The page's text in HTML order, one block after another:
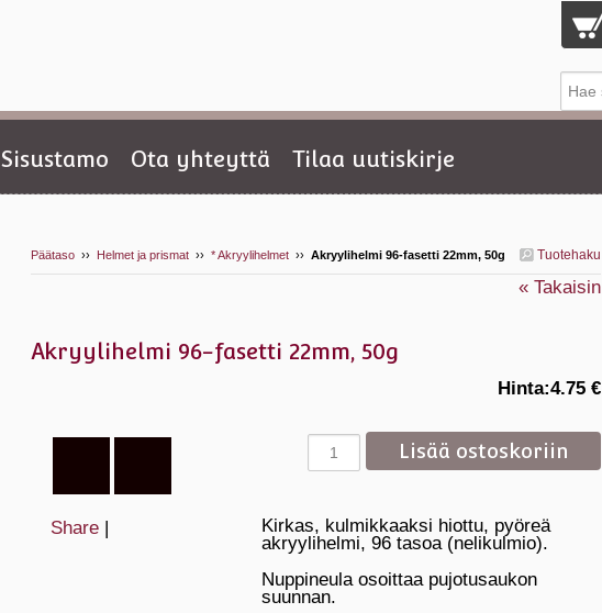
Sisustamo Ota yhteyttä Tilaa uutiskirje
Tuotehaku
Päätaso ›› Helmet ja prismat ›› * Akryylihelmet ›› Akryylihelmi 96-fasetti 22mm, 50g
« Takaisin
Akryylihelmi 96-fasetti 22mm, 50g
Share |
Hinta:4.75 €
Kirkas, kulmikkaaksi hiottu, pyöreä
akryylihelmi, 96 tasoa (nelikulmio).
Nuppineula osoittaa pujotusaukon
suunnan.